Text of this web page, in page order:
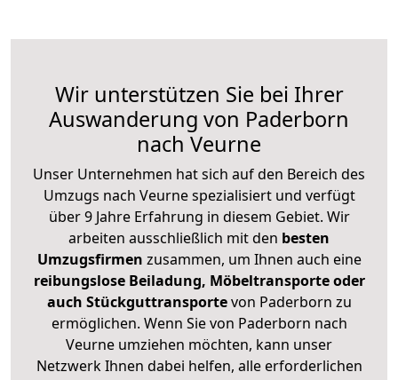
Wir unterstützen Sie bei Ihrer
Auswanderung von Paderborn
nach Veurne
Unser Unternehmen hat sich auf den Bereich des
Umzugs nach Veurne spezialisiert und verfügt
über 9 Jahre Erfahrung in diesem Gebiet. Wir
arbeiten ausschließlich mit den besten
Umzugsfirmen zusammen, um Ihnen auch eine
reibungslose Beiladung, Möbeltransporte oder
auch Stückguttransportevon Paderborn zu
ermöglichen. Wenn Sie von Paderborn nach
Veurne umziehen möchten, kann unser
Netzwerk Ihnen dabei helfen, alle erforderlichen